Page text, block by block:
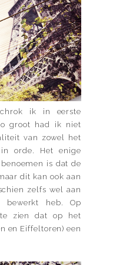
ik in eerste
groot had ik niet
van zowel het
orde. Het enige
is dat de
dit kan ook aan
zelfs wel aan
heb. Op
te zien dat op het
en Eiffeltoren) een